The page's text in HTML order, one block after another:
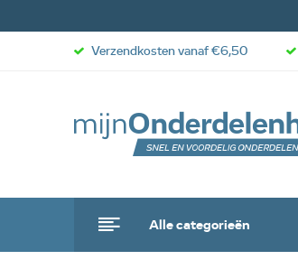
Alle categorieën
Verzendkosten vanaf €6,50